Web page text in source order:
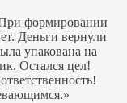
формировании
Деньги вернули
упакована на
Остался цел!